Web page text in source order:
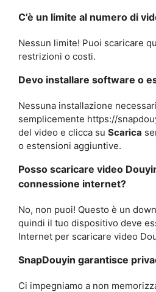
C’è un limite al numero di
Nessun limite! Puoi scaricare
restrizioni o costi.
Devo installare software o
Nessuna installazione
semplicemente https://
del video e clicca su Scarica
o estensioni aggiuntive.
Posso scaricare video
connessione internet?
No, non puoi! Questo è un
quindi il tuo dispositivo deve
Internet per scaricare video
SnapDouyin garantisce
Ci impegniamo a non